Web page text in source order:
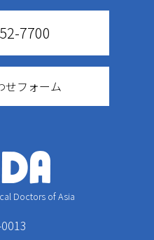
7700
せフォーム
Doctors of Asia